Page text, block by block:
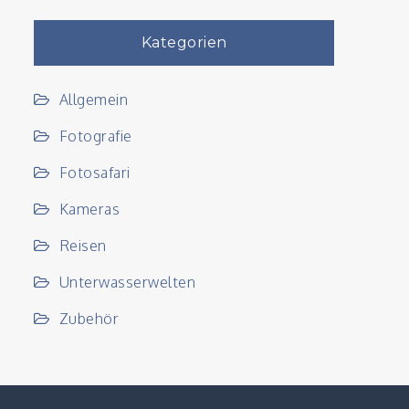
Kategorien
Allgemein
Fotografie
Fotosafari
Kameras
Reisen
Unterwasserwelten
Zubehör